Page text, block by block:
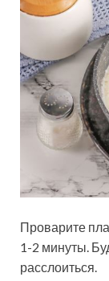
Проварите
1-2 минуты.
расслоиться.